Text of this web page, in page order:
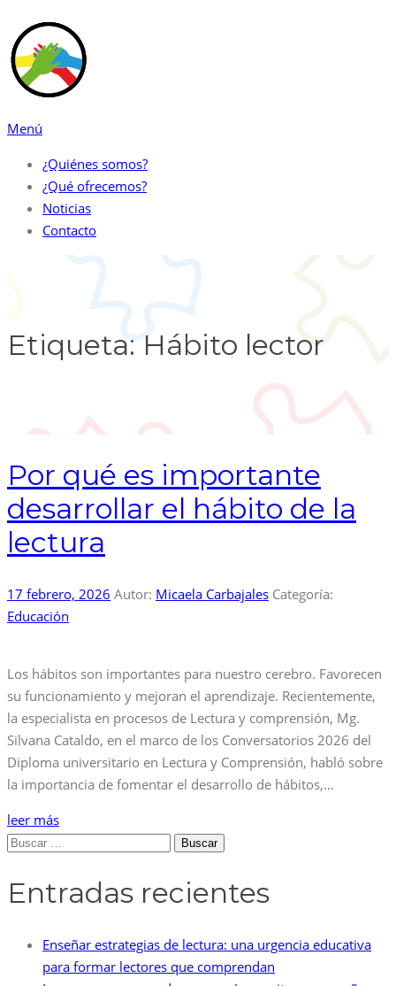
al
contenido
Menú
¿Quiénes somos?
¿Qué ofrecemos?
Noticias
Contacto
Etiqueta: Hábito lector
Por qué es importante
desarrollar el hábito de la
lectura
17 febrero, 2026 Autor: Micaela Carbajales Categoría:
Educación
Los hábitos son importantes para nuestro cerebro. Favorecen
su funcionamiento y mejoran el aprendizaje. Recientemente,
la especialista en procesos de Lectura y comprensión, Mg.
Silvana Cataldo, en el marco de los Conversatorios 2026 del
Diploma universitario en Lectura y Comprensión, habló sobre
la importancia de fomentar el desarrollo de hábitos,…
leer más
Buscar:
Entradas recientes
Enseñar estrategias de lectura: una urgencia educativa
para formar lectores que comprendan